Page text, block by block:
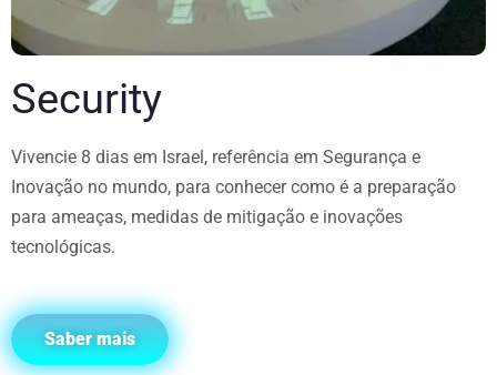
Security
Vivencie 8 dias em Israel, referência em Segurança e
Inovação no mundo, para conhecer como é a preparação
para ameaças, medidas de mitigação e inovações
tecnológicas.
Saber mais